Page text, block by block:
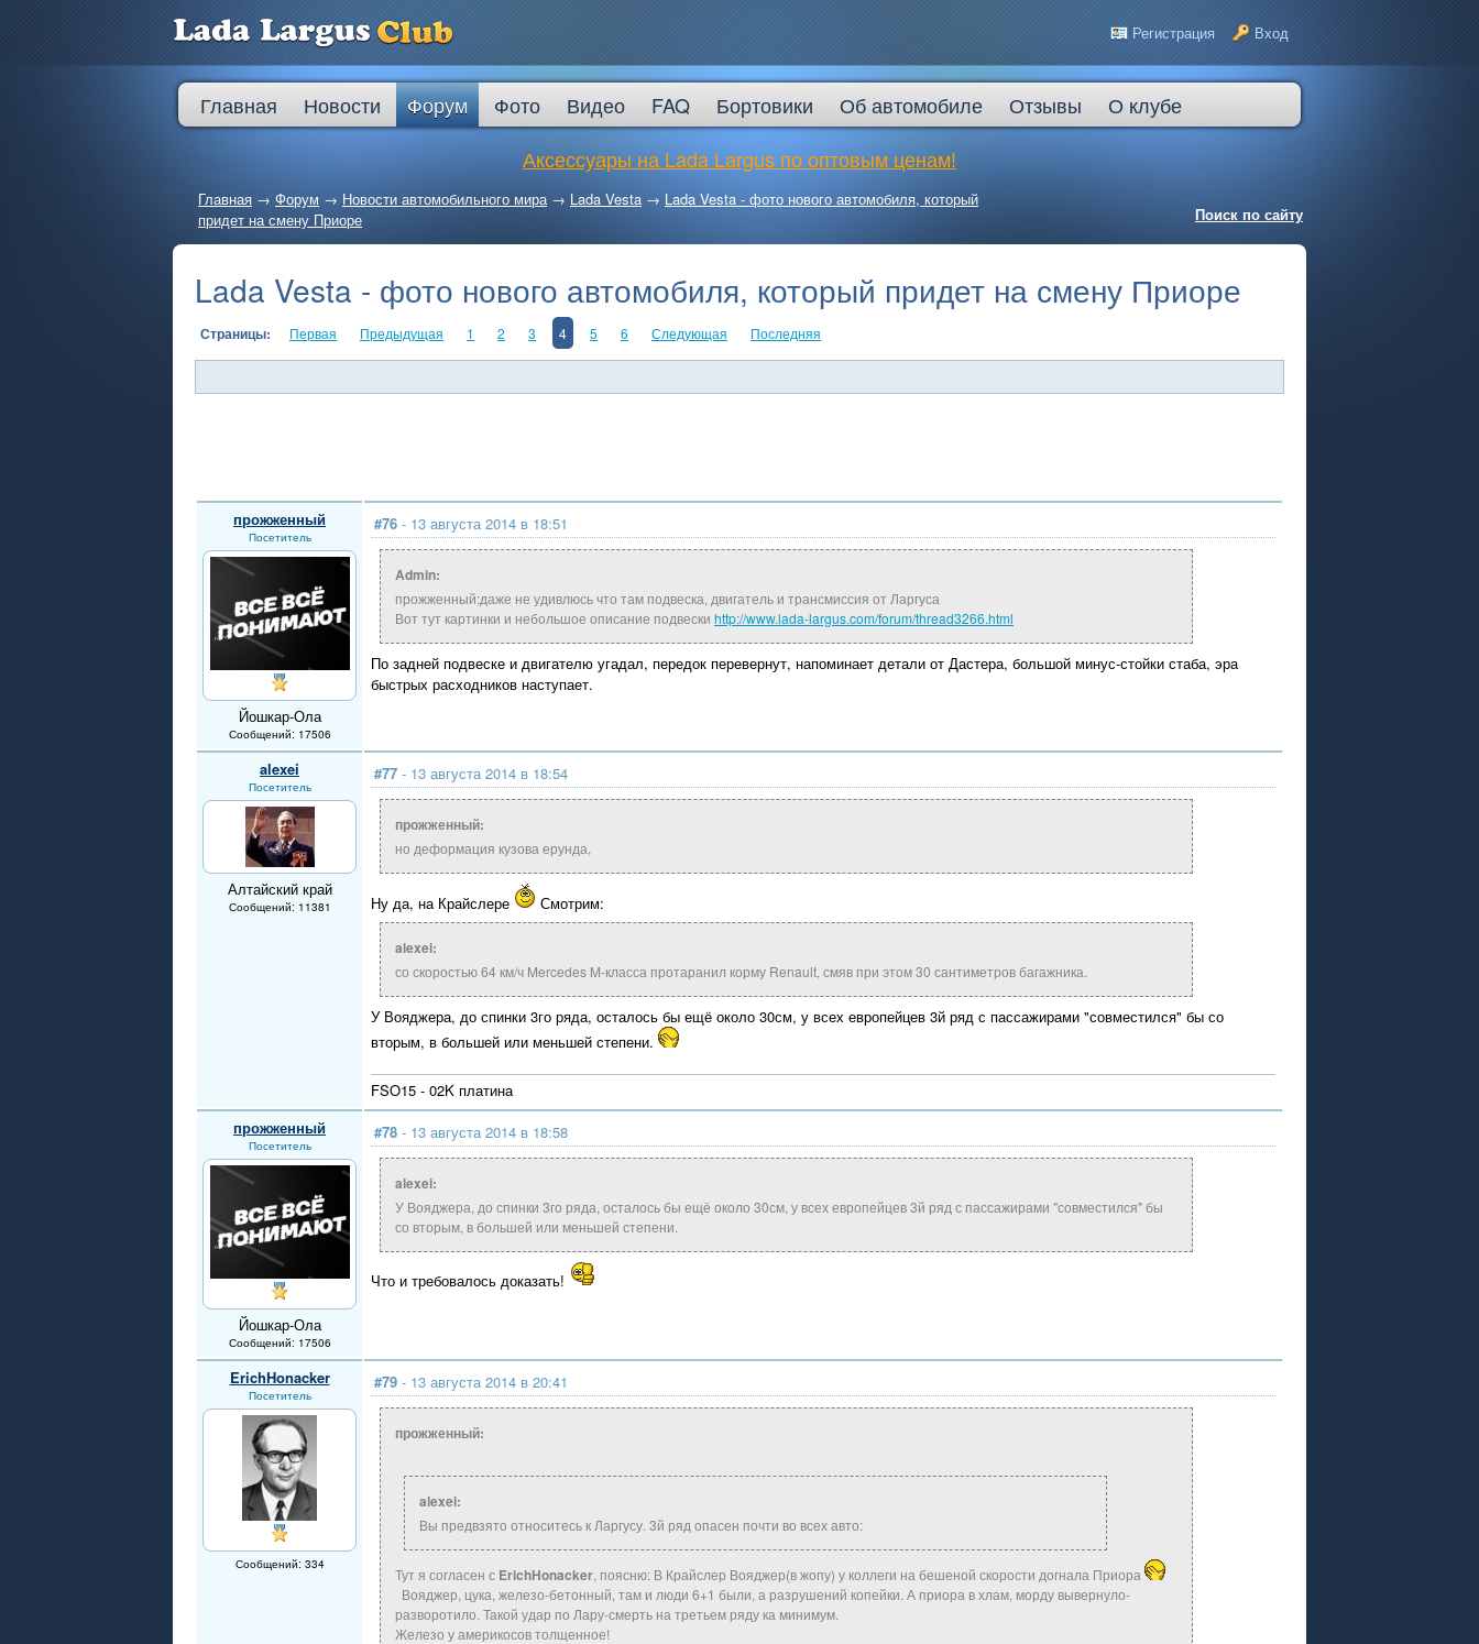
Регистрация Вход
Главная Новости Форум Фото Видео FAQ Бортовики Об автомобиле Отзывы
О клубе
Аксессуары на Lada Largus по оптовым ценам!
Главная → Форум → Новости автомобильного мира→ Lada Vesta → Lada Vesta - фото нового автомобиля, который
придет на смену Приоре
Поиск по сайту
Lada Vesta - фото нового автомобиля, который придет на смену Приоре
Страницы: Первая Предыдущая 1 2 3 4 5 6 Следующая Последняя
прожженный
Посетитель
Йошкар-Ола
Сообщений: 17506
#76 - 13 августа 2014 в 18:51
Admin:
прожженный:даже не удивлюсь что там подвеска, двигатель и трансмиссия от Ларгуса
Вот тут картинки и небольшое описание подвески http://www.lada-largus.com/forum/thread3266.html
По задней подвеске и двигателю угадал, передок перевернут, напоминает детали от Дастера, большой минус-стойки стаба, эра
быстрых расходников наступает.
alexei
Посетитель
Алтайский край
Сообщений: 11381
#77 - 13 августа 2014 в 18:54
прожженный:
но деформация кузова ерунда,
Ну да, на Крайслере Смотрим:
alexei:
со скоростью 64 км/ч Mercedes M-класса протаранил корму Renault, смяв при этом 30 сантиметров багажника.
У Вояджера, до спинки 3го ряда, осталось бы ещё около 30см, у всех европейцев 3й ряд с пассажирами "совместился" бы со
вторым, в большей или меньшей степени.
FSO15 - 02K платина
прожженный
Посетитель
Йошкар-Ола
Сообщений: 17506
#78 - 13 августа 2014 в 18:58
alexei:
У Вояджера, до спинки 3го ряда, осталось бы ещё около 30см, у всех европейцев 3й ряд с пассажирами "совместился" бы
со вторым, в большей или меньшей степени.
Что и требовалось доказать!
ErichHonacker
Посетитель
Сообщений: 334
#79 - 13 августа 2014 в 20:41
прожженный:
alexei:
Вы предвзято относитесь к Ларгусу. 3й ряд опасен почти во всех авто:
Тут я согласен с ErichHonacker, поясню: В Крайслер Вояджер(в жопу) у коллеги на бешеной скорости догнала Приора
Вояджер, цука, железо-бетонный, там и люди 6+1 были, а разрушений копейки. А приора в хлам, морду вывернуло-
разворотило. Такой удар по Лару-смерть на третьем ряду ка минимум.
Железо у америкосов толщенное!